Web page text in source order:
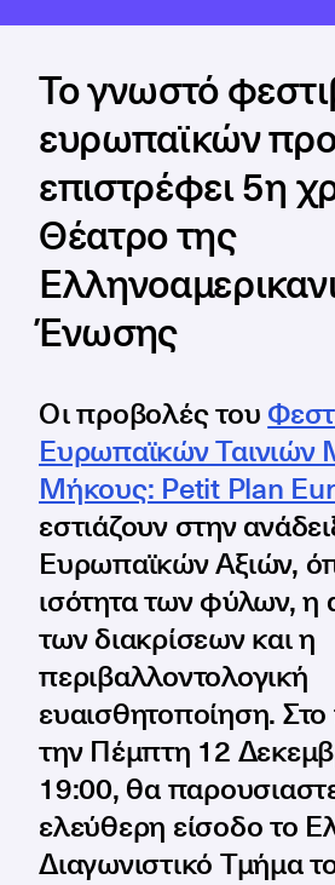
Το γνωστό
ευρωπαϊκών
επιστρέφει 5η
Θέατρο της
Ένωσης
Οι προβολές του
Ευρωπαϊκών Ταινιών
Μήκους: Petit Plan
εστιάζουν στην
Ευρωπαϊκών Αξιών,
ισότητα των φύλων,
των διακρίσεων και η
περιβαλλοντολογική
ευαισθητοποίηση. Στο
την Πέμπτη 12
19:00, θα
ελεύθερη είσοδο το
Διαγωνιστικό Τμήμα